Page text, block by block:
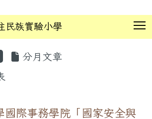
民族實驗小學
分月文章
國際事務學院「國家安全與